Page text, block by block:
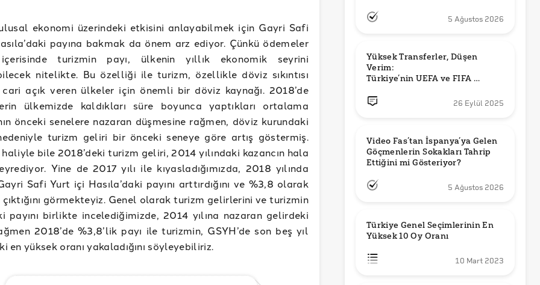
ekonomi üzerindeki etkisini anlayabilmek için Gayri Safi
payına bakmak da önem arz ediyor. Çünkü ödemeler
turizmin payı, ülkenin yıllık ekonomik seyrini
nitelikte. Bu özelliği ile turizm, özellikle döviz sıkıntısı
açık veren ülkeler için önemli bir döviz kaynağı. 2018’de
ülkemizde kaldıkları süre boyunca yaptıkları ortalama
önceki senelere nazaran düşmesine rağmen, döviz kurundaki
turizm geliri bir önceki seneye göre artış göstermiş.
bile 2018’deki turizm geliri, 2014 yılındaki kazancın hala
Yine de 2017 yılı ile kıyasladığımızda, 2018 yılında
Safi Yurt içi Hasıla’daki payını arttırdığını ve %3,8 olarak
çıktığını görmekteyiz. Genel olarak turizm gelirlerini ve turizmin
payını birlikte incelediğimizde, 2014 yılına nazaran gelirdeki
2018’de %3,8’lik payı ile turizmin, GSYH’de son beş yıl
en yüksek oranı yakaladığını söyleyebiliriz.
5 Ağustos 2026
Yüksek Transferler, Düşen
Verim:
Türkiye’nin UEFA ve FIFA
26 Eylül 2025
Video Fas’tan İspanya’ya Gelen
Göçmenlerin Sokakları Tahrip
Ettiğini mi Gösteriyor?
5 Ağustos 2026
Türkiye Genel Seçimlerinin En
Yüksek 10 Oy Oranı
10 Mart 2023